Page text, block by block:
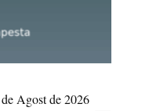
Agost de 2026